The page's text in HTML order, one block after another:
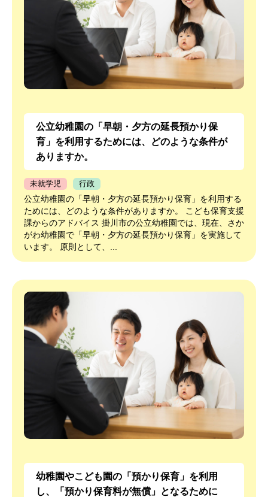
公立幼稚園の「早朝・夕方の延長預かり保
育」を利用するためには、どのような条件が
ありますか。
未就学児 行政
公立幼稚園の「早朝・夕方の延長預かり保育」を利用する
ためには、どのような条件がありますか。 こども保育支援
課からのアドバイス 掛川市の公立幼稚園では、現在、さか
がわ幼稚園で「早朝・夕方の延長預かり保育」を実施して
います。 原則として、...
幼稚園やこども園の「預かり保育」を利用
し、「預かり保育料が無償」となるために